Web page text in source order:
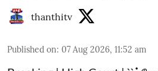
thanthitv
Published on: 07 Aug 2026, 11:52 am